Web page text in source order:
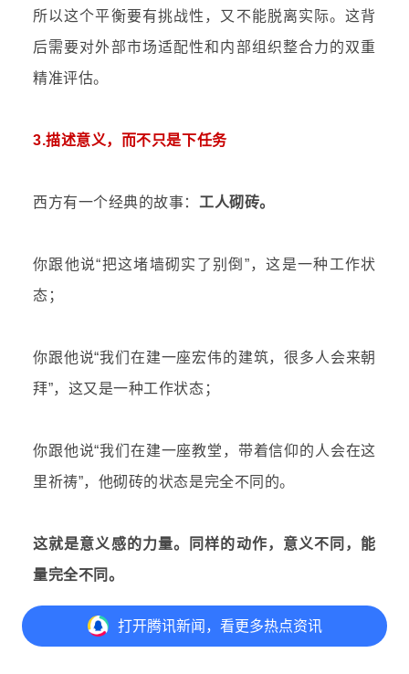
所以这个平衡要有挑战性，又不能脱离实际。这背
后需要对外部市场适配性和内部组织整合力的双重
精准评估。
3.描述意义，而不只是下任务
西方有一个经典的故事： 工人砌砖。
你跟他说“把这堵墙砌实了别倒”，这是一种工作状
态；
你跟他说“我们在建一座宏伟的建筑，很多人会来朝
拜”，这又是一种工作状态；
你跟他说“我们在建一座教堂，带着信仰的人会在这
里祈祷”，他砌砖的状态是完全不同的。
这就是意义感的力量。同样的动作，意义不同，能
量完全不同。
4.不在非战略方向上浪费资源
打开腾讯新闻，看更多热点资讯